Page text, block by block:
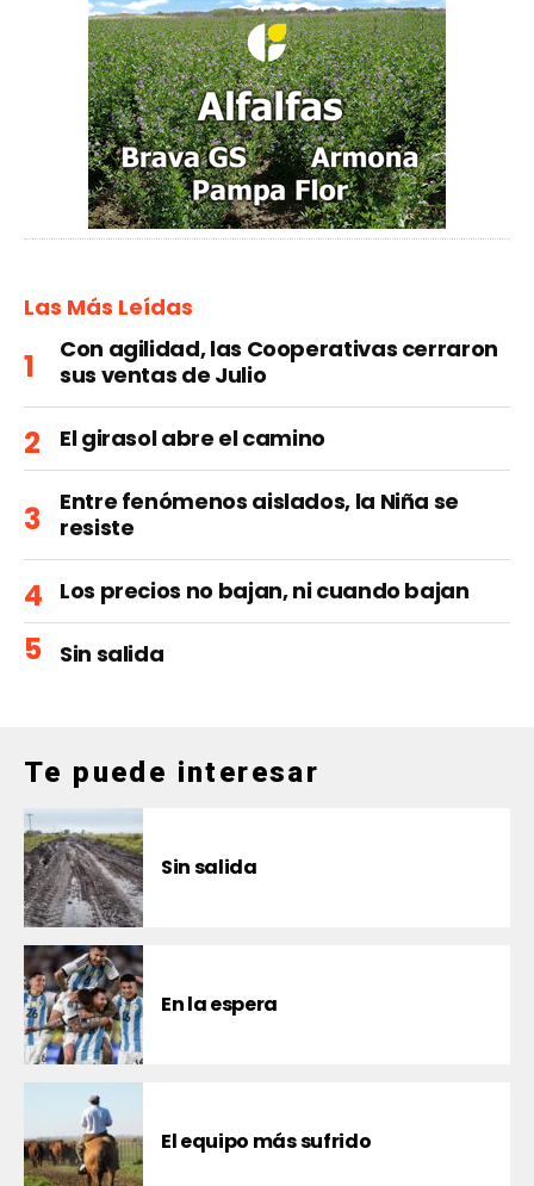
Las Más Leídas
Con agilidad, las Cooperativas cerraron
sus ventas de Julio
El girasol abre el camino
Entre fenómenos aislados, la Niña se
resiste
Los precios no bajan, ni cuando bajan
Sin salida
Te puede interesar
Sin salida
En la espera
El equipo más sufrido